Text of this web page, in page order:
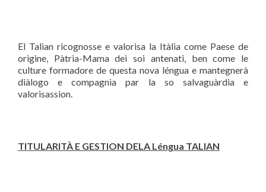
El Talian ricognosse e valorisa la Itàlia come Paese de
orìgine, Pàtria-Mama dei soi antenati, ben come le
culture formadore de questa nova léngua e mantegnerà
diàlogo e compagnia par la so salvaguàrdia e
valorisassion.
TITULARITÀ E GESTION DELA Léngua TALIAN